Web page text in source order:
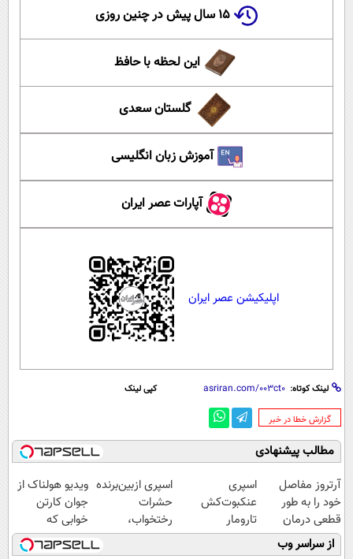
۱۵ سال پیش در چنین روزی
این لحظه با حافظ
گلستان سعدی
آموزش زبان انگلیسی
آپارات عصر ایران
اپلیکیشن عصر ایران
لینک کوتاه: کپی لینک
‌گزارش خطا در خبر
مطالب پیشنهادی
آرتروز مفاصل
خود را به طور
قطعی درمان
کنید!
◗پرسش‌نامه◖
اسپری
عنکبوت‌‌کش
تارومار
ازبین‌برنده انواع
عنکبوت
اسپری ازبین‌برنده
حشرات
رختخواب،
مناسب برای
مقابله با انواع
ویدیو هولناک از
جوان کارتن
خوابی که
میلیاردر شد.
آموزش رایگان
از سراسر وب